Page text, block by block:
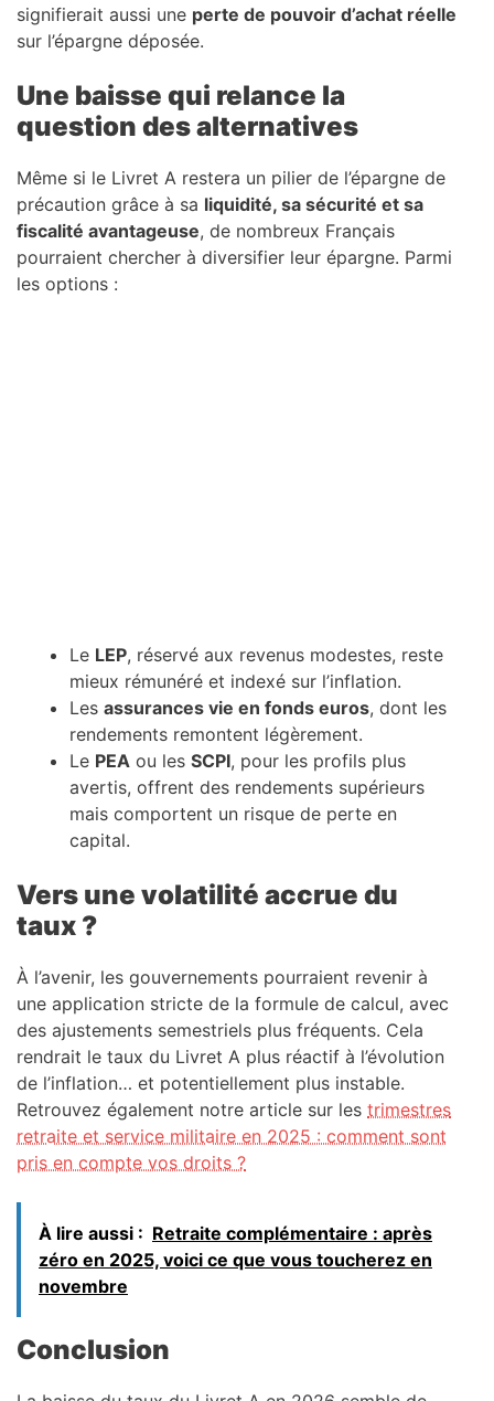
signifierait aussi une perte de pouvoir d’achat réelle
sur l’épargne déposée.
Une baisse qui relance la
question des alternatives
Même si le Livret A restera un pilier de l’épargne de
précaution grâce à sa liquidité, sa sécurité et sa
fiscalité avantageuse, de nombreux Français
pourraient chercher à diversifier leur épargne. Parmi
les options :
Le LEP, réservé aux revenus modestes, reste
mieux rémunéré et indexé sur l’inflation.
Les assurances vie en fonds euros, dont les
rendements remontent légèrement.
Le PEA ou les SCPI, pour les profils plus
avertis, offrent des rendements supérieurs
mais comportent un risque de perte en
capital.
Vers une volatilité accrue du
taux ?
À l’avenir, les gouvernements pourraient revenir à
une application stricte de la formule de calcul, avec
des ajustements semestriels plus fréquents. Cela
rendrait le taux du Livret A plus réactif à l’évolution
de l’inflation… et potentiellement plus instable.
Retrouvez également notre article sur les trimestres
retraite et service militaire en 2025 : comment sont
pris en compte vos droits ?
À lire aussi : Retraite complémentaire : après
zéro en 2025, voici ce que vous toucherez en
novembre
Conclusion